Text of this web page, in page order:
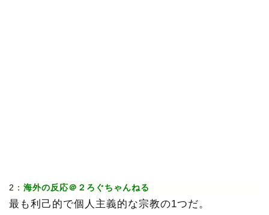
2： 海外の反応＠２ろぐちゃんねる
最も利己的で個人主義的な宗教の1つだ。